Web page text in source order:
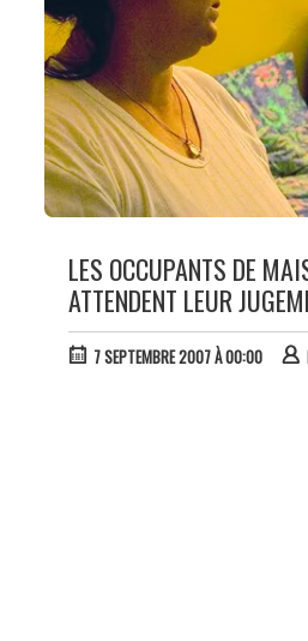
LES OCCUPANTS DE
ATTENDENT LEUR
7 SEPTEMBRE 2007 À 00:00